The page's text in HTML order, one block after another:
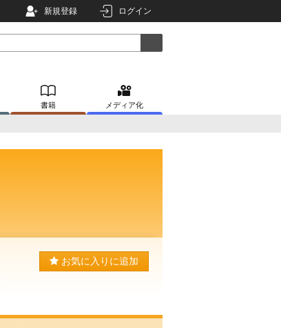
新規登録 ログイン
書籍 メディア化
お気に入りに追加